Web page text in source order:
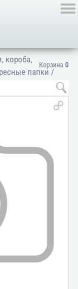
Корзина 0
короба,
папки /